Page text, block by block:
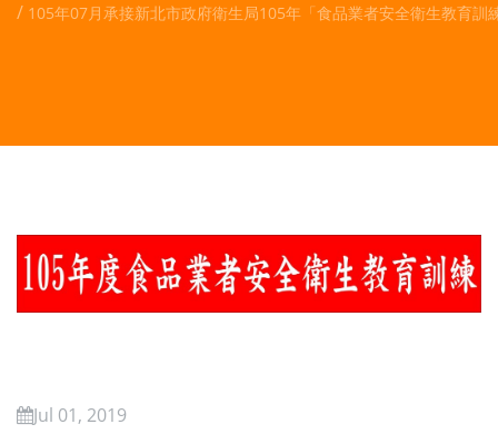
105年07月承接新北市政府衛生局105年「食品業者安全衛生教育訓
Jul 01, 2019